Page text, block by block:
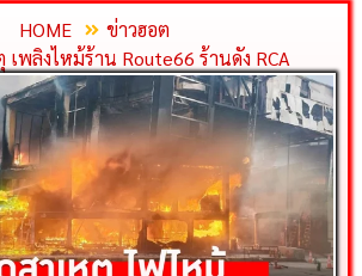
HOME
ข่าวฮอต
เพลิงไหม้ร้าน Route66 ร้านดัง RCA